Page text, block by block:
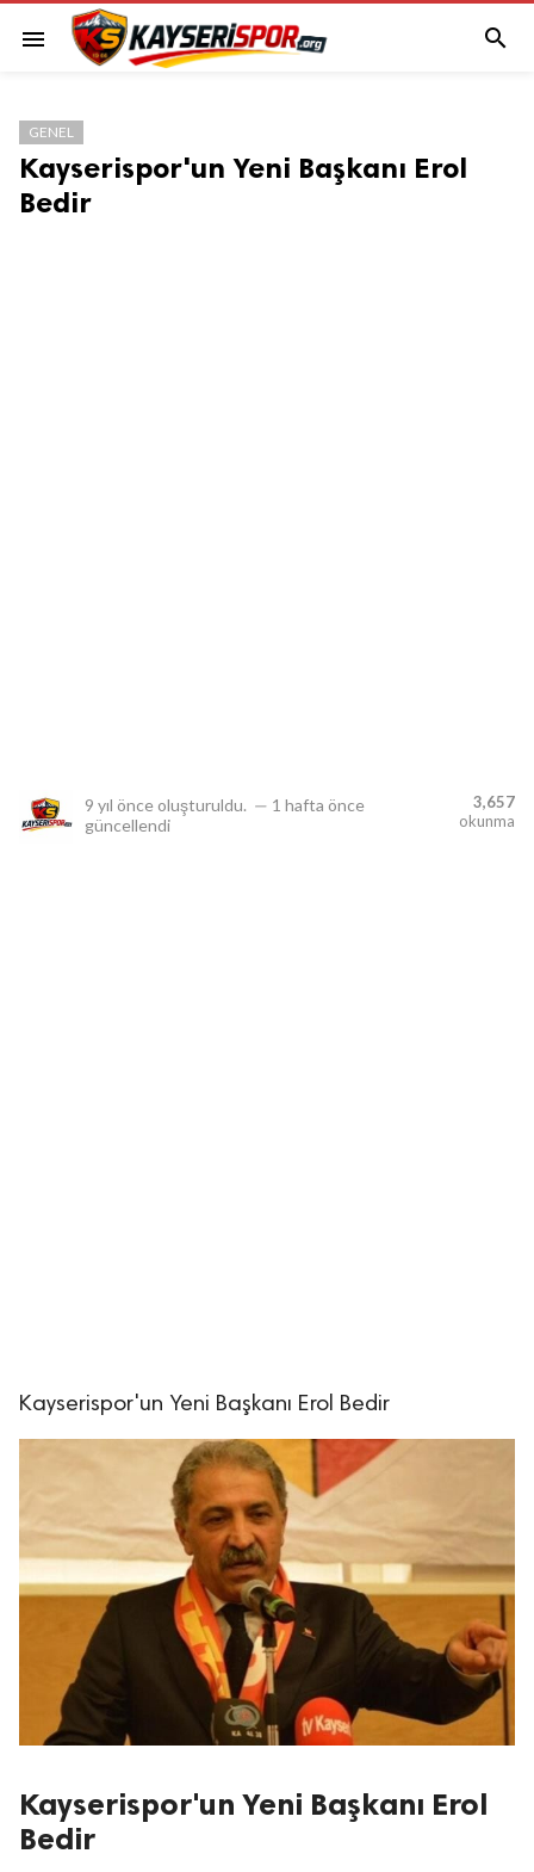
menu 
GENEL
Kayserispor'un Yeni Başkanı Erol
Bedir
9 yıl önce oluşturuldu. — 1 hafta önce
güncellendi
3,657
okunma
Kayserispor'un Yeni Başkanı Erol Bedir
Kayserispor'un Yeni Başkanı Erol
Bedir